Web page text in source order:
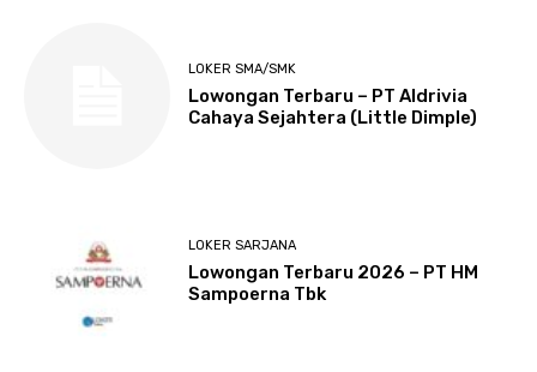
LOKER SMA/SMK
Lowongan Terbaru – PT Aldrivia
Cahaya Sejahtera (Little Dimple)
LOKER SARJANA
Lowongan Terbaru 2026 – PT HM
Sampoerna Tbk